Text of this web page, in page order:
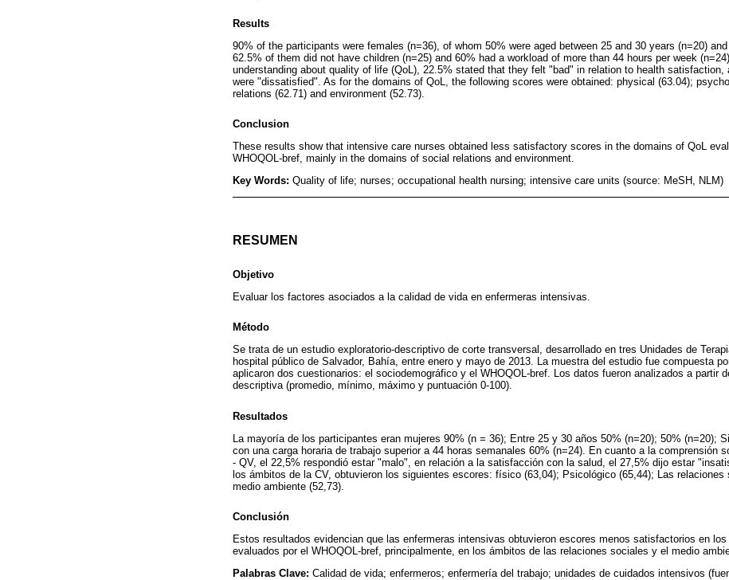
Results
90% of the participants were females (n=36), of whom 50% were aged between 25 and 30 years (n=20)
62.5% of them did not have children (n=25) and 60% had a workload of more than 44 hours per week
understanding about quality of life (QoL), 22.5% stated that they felt "bad" in relation to health satisfaction,
were "dissatisfied". As for the domains of QoL, the following scores were obtained: physical (63.04);
relations (62.71) and environment (52.73).
Conclusion
These results show that intensive care nurses obtained less satisfactory scores in the domains of QoL
WHOQOL-bref, mainly in the domains of social relations and environment.
Key Words: Quality of life; nurses; occupational health nursing; intensive care units (source: MeSH, NLM)
RESUMEN
Objetivo
Evaluar los factores asociados a la calidad de vida en enfermeras intensivas.
Método
Se trata de un estudio exploratorio-descriptivo de corte transversal, desarrollado en tres Unidades de
hospital público de Salvador, Bahía, entre enero y mayo de 2013. La muestra del estudio fue compuesta
aplicaron dos cuestionarios: el sociodemográfico y el WHOQOL-bref. Los datos fueron analizados a partir
descriptiva (promedio, mínimo, máximo y puntuación 0-100).
Resultados
La mayoría de los participantes eran mujeres 90% (n = 36); Entre 25 y 30 años 50% (n=20); 50% (n=20);
con una carga horaria de trabajo superior a 44 horas semanales 60% (n=24). En cuanto a la comprensión
- QV, el 22,5% respondió estar "malo", en relación a la satisfacción con la salud, el 27,5% dijo estar
los ámbitos de la CV, obtuvieron los siguientes escores: físico (63,04); Psicológico (65,44); Las relaciones
medio ambiente (52,73).
Conclusión
Estos resultados evidencian que las enfermeras intensivas obtuvieron escores menos satisfactorios en
evaluados por el WHOQOL-bref, principalmente, en los ámbitos de las relaciones sociales y el medio
Palabras Clave: Calidad de vida; enfermeros; enfermería del trabajo; unidades de cuidados intensivos